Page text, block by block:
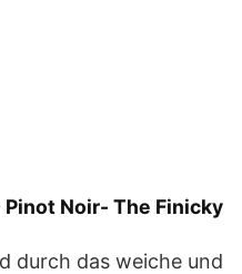
Noir- The Finicky
durch das weiche und